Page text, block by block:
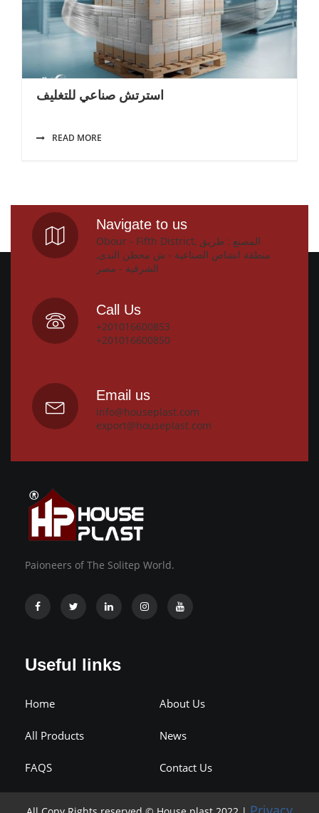
استرتش صناعي للتغليف
READ MORE
Navigate to us
Obour - Fifth District, المصنع : طريق
منطقة انشاص الصناعية - ش محطن الندى,
الشرقية - مصر
Call Us
+201016600853
+201016600850
Email us
info@houseplast.com
export@houseplast.com
Paioneers of The Solitep World.
Useful links
Home About Us
All Products News
FAQS Contact Us